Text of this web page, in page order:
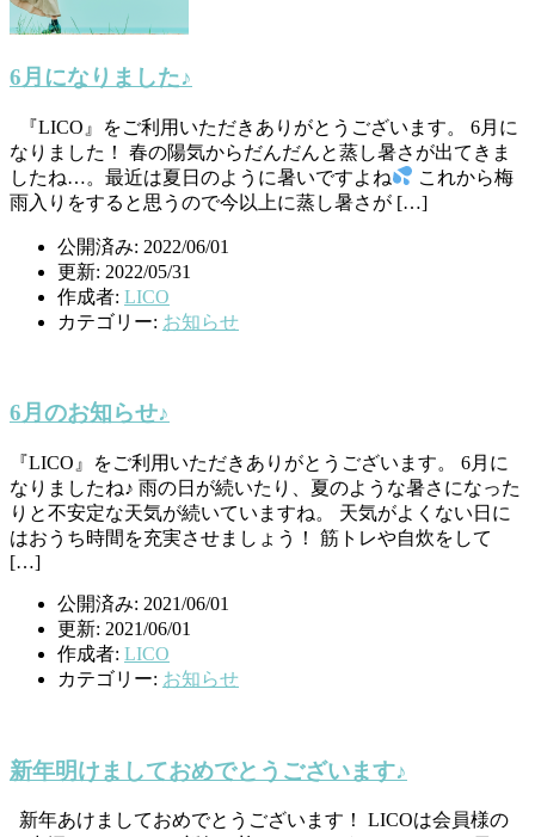
6月になりました♪
『LICO』をご利用いただきありがとうございます。 6月に
なりました！ 春の陽気からだんだんと蒸し暑さが出てきま
したね…。最近は夏日のように暑いですよね
これから梅
雨入りをすると思うので今以上に蒸し暑さが […]
公開済み: 2022/06/01
更新: 2022/05/31
作成者: LICO
カテゴリー: お知らせ
6月のお知らせ♪
『LICO』をご利用いただきありがとうございます。 6月に
なりましたね♪ 雨の日が続いたり、夏のような暑さになった
りと不安定な天気が続いていますね。 天気がよくない日に
はおうち時間を充実させましょう！ 筋トレや自炊をして
[…]
公開済み: 2021/06/01
更新: 2021/06/01
作成者: LICO
カテゴリー: お知らせ
新年明けましておめでとうございます♪
新年あけましておめでとうございます！ LICOは会員様の